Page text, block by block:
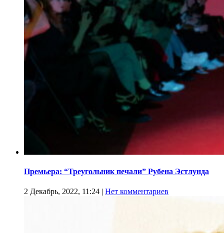
Премьера: “Треугольник печали” Рубена Эстлунда
2 Декабрь, 2022, 11:24 | Нет комментариев